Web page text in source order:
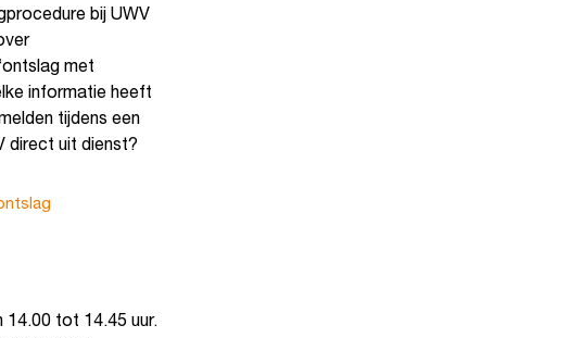
bij UWV
met
informatie heeft
tijdens een
direct uit dienst?
14.00 tot 14.45 uur.